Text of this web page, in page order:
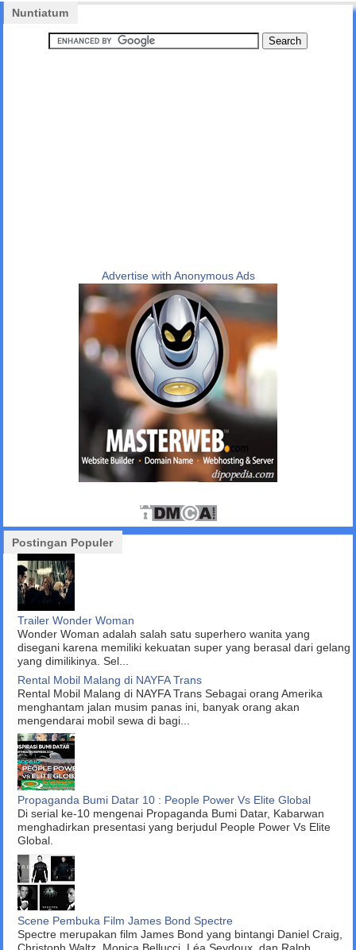
Nuntiatum
Advertise with Anonymous Ads
Postingan Populer
Trailer Wonder Woman
Wonder Woman adalah salah satu superhero wanita yang
disegani karena memiliki kekuatan super yang berasal dari gelang
yang dimilikinya. Sel...
Rental Mobil Malang di NAYFA Trans
Rental Mobil Malang di NAYFA Trans Sebagai orang Amerika
menghantam jalan musim panas ini, banyak orang akan
mengendarai mobil sewa di bagi...
Propaganda Bumi Datar 10 : People Power Vs Elite Global
Di serial ke-10 mengenai Propaganda Bumi Datar, Kabarwan
menghadirkan presentasi yang berjudul People Power Vs Elite
Global.
Scene Pembuka Film James Bond Spectre
Spectre merupakan film James Bond yang bintangi Daniel Craig,
Christoph Waltz, Monica Bellucci, Léa Seydoux, dan Ralph